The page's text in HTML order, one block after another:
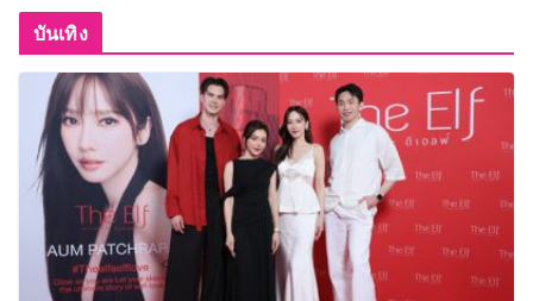
ประเทศ จัดประชุมใหญ่แห่งปี พบ CEO
“ดร.ปิยะวัฒน์” ถ่ายทอดวิสัยทัศน์ธุรกิจ
พร้อมฟรีคอนเสิร์ต “โชค รถแห่” ยกวง
บันเทิง